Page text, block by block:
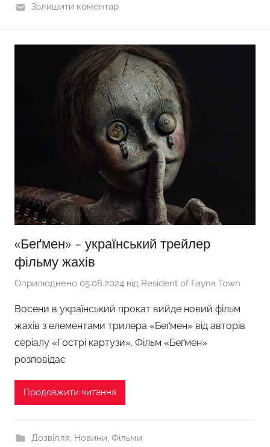
Залишити коментар
«Беґмен» – український трейлер
фільму жахів
Оприлюднено 05.08.2024 від Resident of Fayna Town
Восени в український прокат вийде новий фільм
жахів з елементами трилера «Беґмен» від авторів
серіалу «Гострі картузи». Фільм «Беґмен»
розповідає
Продовжити читання
Дозвілля Новини Фільми